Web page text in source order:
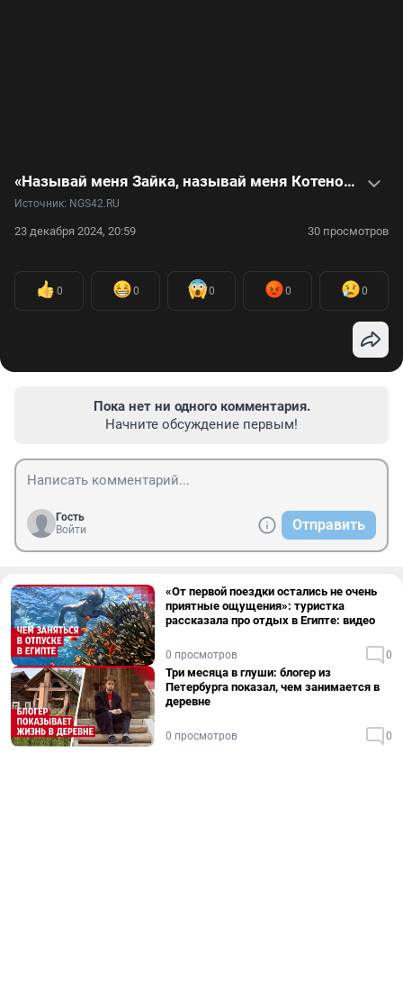
«Называй меня Зайка, называй меня Котенок»: как песня «Плюша» стала символом нулевых. Видеоистория
Источник: NGS42.RU
23 декабря 2024, 20:59 30 просмотров
0 0 0 0 0
Пока нет ни одного комментария.
Начните обсуждение первым!
Гость
Войти
Отправить
«От первой поездки остались не очень
приятные ощущения»: туристка
рассказала про отдых в Египте: видео
0 просмотров 0
Три месяца в глуши: блогер из
Петербурга показал, чем занимается в
деревне
0 просмотров 0